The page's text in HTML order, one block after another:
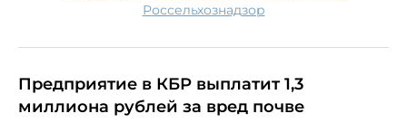
Россельхознадзор
Предприятие в КБР выплатит 1,3
миллиона рублей за вред почве